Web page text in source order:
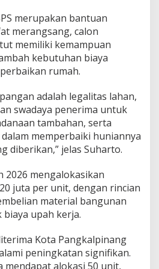
merupakan bantuan
merangsang, calon
memiliki kemampuan
kebutuhan biaya
rumah.
adalah legalitas lahan,
swadaya penerima untuk
tambahan, serta
memperbaiki huniannya
diberikan,” jelas Suharto.
2026 mengalokasikan
juta per unit, dengan rincian
material bangunan
upah kerja.
Kota Pangkalpinang
peningkatan signifikan.
mendapat alokasi 50 unit,